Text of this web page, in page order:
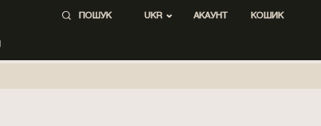
ПОШУК UKR АКАУНТ КОШИК